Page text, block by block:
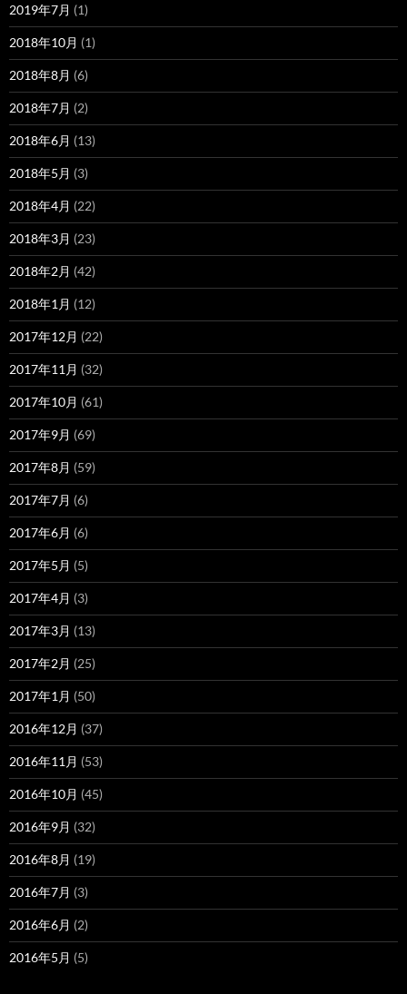
2019年7月 (1)
2018年10月 (1)
2018年8月 (6)
2018年7月 (2)
2018年6月 (13)
2018年5月 (3)
2018年4月 (22)
2018年3月 (23)
2018年2月 (42)
2018年1月 (12)
2017年12月 (22)
2017年11月 (32)
2017年10月 (61)
2017年9月 (69)
2017年8月 (59)
2017年7月 (6)
2017年6月 (6)
2017年5月 (5)
2017年4月 (3)
2017年3月 (13)
2017年2月 (25)
2017年1月 (50)
2016年12月 (37)
2016年11月 (53)
2016年10月 (45)
2016年9月 (32)
2016年8月 (19)
2016年7月 (3)
2016年6月 (2)
2016年5月 (5)